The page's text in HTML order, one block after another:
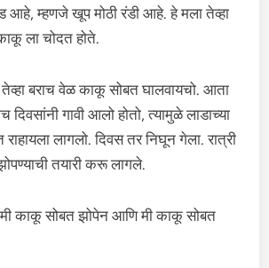
म्हणजे खूप मोठी रंडी आहे. हे मला तेव्हा
ला चोदत होते.
तेव्हा बराच वेळ काकू सोबत घालवायचो. आता
दिवसांनी गावी आलो होतो, त्यामुळे लाडाच्या
लागलो. दिवस तर निघून गेला. रात्री
तयारी करू लागले.
मी काकू सोबत झोपेन आणि मी काकू सोबत